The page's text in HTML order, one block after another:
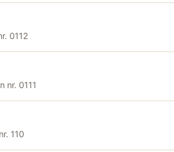
0112
nr. 0111
110